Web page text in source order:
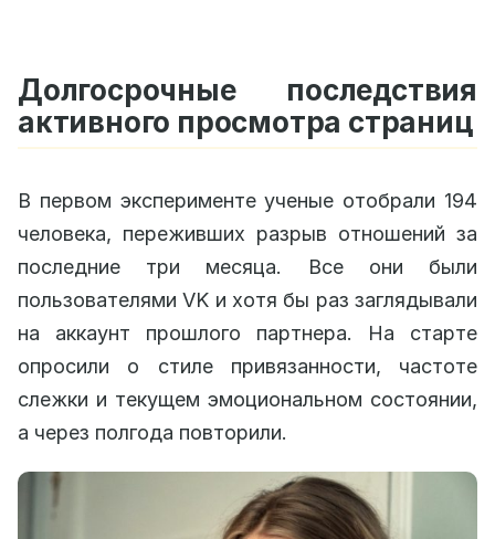
Долгосрочные последствия
активного просмотра страниц
В первом эксперименте ученые отобрали 194
человека, переживших разрыв отношений за
последние три месяца. Все они были
пользователями VK и хотя бы раз заглядывали
на аккаунт прошлого партнера. На старте
опросили о стиле привязанности, частоте
слежки и текущем эмоциональном состоянии,
а через полгода повторили.